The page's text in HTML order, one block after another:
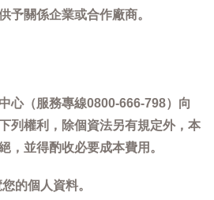
予關係企業或合作廠商。
心（服務專線0800-666-798）向
列權利，除個資法另有規定外，本
，並得酌收必要成本費用。
的個人資料。